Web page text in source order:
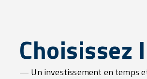
Choisissez
— Un investissement en temps